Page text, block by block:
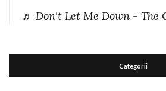
♬ Don't Let Me Down - The
Categorii